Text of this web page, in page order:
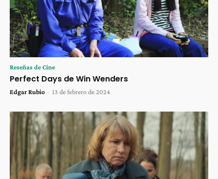
Reseñas de Cine
Perfect Days de Win Wenders
Edgar Rubio - 13 de febrero de 2024